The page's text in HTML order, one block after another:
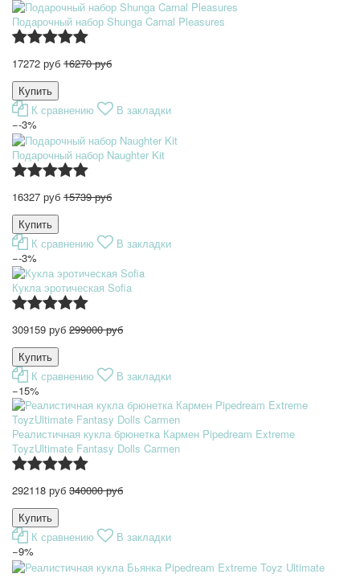
Подарочный набор Shunga Carnal Pleasures
17272 руб 16270 руб
К сравнению
В закладки
−-3%
Подарочный набор Naughter Kit
16327 руб 15739 руб
К сравнению
В закладки
−-3%
Кукла эротическая Sofia
309159 руб 299000 руб
К сравнению
В закладки
−15%
Реалистичная кукла брюнетка Кармен Pipedream Extreme
ToyzUltimate Fantasy Dolls Carmen
292118 руб 340000 руб
К сравнению
В закладки
−9%